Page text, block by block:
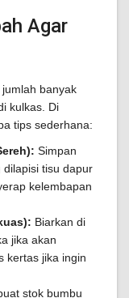
Agar
banyak
kulkas. Di
tips sederhana:
Simpan
tisu dapur
kelembapan
Biarkan di
jika akan
kertas jika ingin
stok bumbu